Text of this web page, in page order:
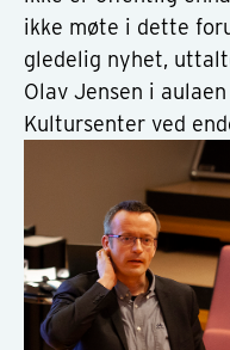
ikke møte i dette
gledelig nyhet,
Olav Jensen i
Kultursenter ved